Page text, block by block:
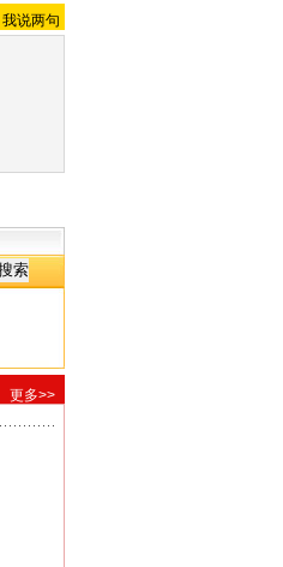
我说两句
更多>>